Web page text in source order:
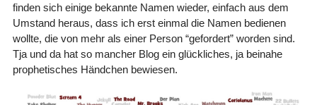
finden sich einige bekannte Namen wieder, einfach aus dem
Umstand heraus, dass ich erst einmal die Namen bedienen
wollte, die von mehr als einer Person “gefordert” worden sind.
Tja und da hat so mancher Blog ein glückliches, ja beinahe
prophetisches Händchen bewiesen.